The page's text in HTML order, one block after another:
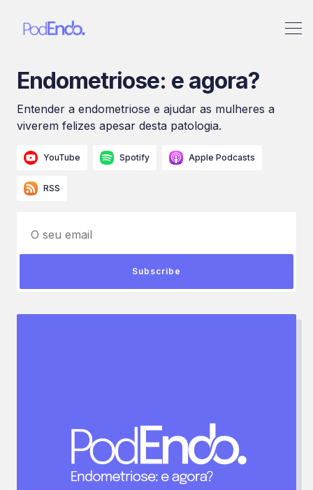
Endometriose: e agora?
Entender a endometriose e ajudar as mulheres a
viverem felizes apesar desta patologia.
YouTube Spotify Apple Podcasts
RSS
Subscribe